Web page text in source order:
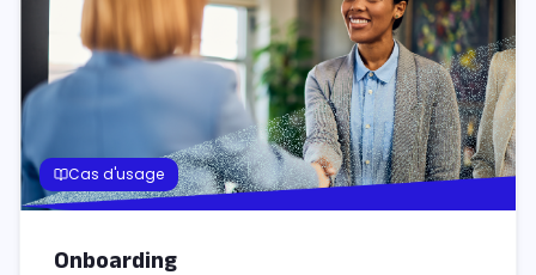
Cas d'usage
Onboarding